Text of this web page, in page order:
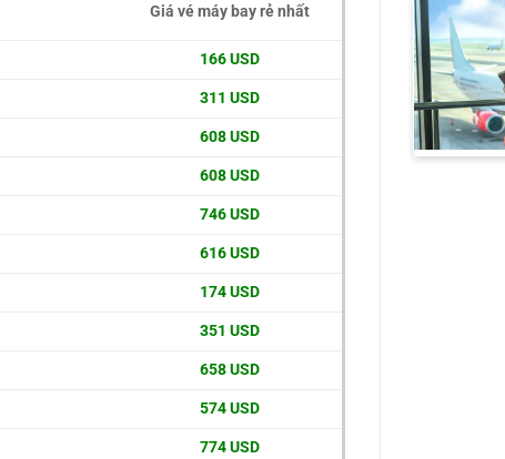
Giá vé máy bay rẻ nhất
166 USD
311 USD
608 USD
608 USD
746 USD
616 USD
174 USD
351 USD
658 USD
574 USD
774 USD